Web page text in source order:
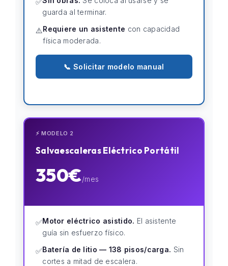
guarda al terminar.
⚠️Requiere un asistente con capacidad
física moderada.
📞 Solicitar modelo manual
⚡ MODELO 2
Salvaescaleras Eléctrico Portátil
350€/mes
✅Motor eléctrico asistido. El asistente
guía sin esfuerzo físico.
✅Batería de litio — 138 pisos/carga. Sin
cortes a mitad de escalera.